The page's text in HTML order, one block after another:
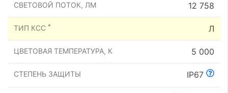
СВЕТОВОЙ ПОТОК, ЛМ 12 758
ТИП КСС * Л
ЦВЕТОВАЯ ТЕМПЕРАТУРА, К 5 000
СТЕПЕНЬ ЗАЩИТЫ IP67